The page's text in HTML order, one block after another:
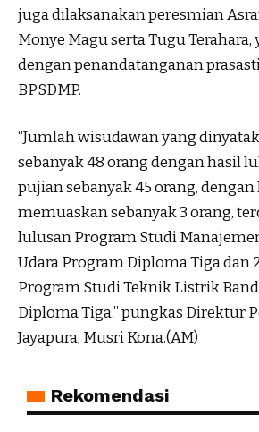
juga dilaksanakan peresmian
Monye Magu serta Tugu
dengan penandatanganan
BPSDMP.
“Jumlah wisudawan yang
sebanyak 48 orang dengan hasil
pujian sebanyak 45 orang,
memuaskan sebanyak 3 orang,
lulusan Program Studi
Udara Program Diploma Tiga dan
Program Studi Teknik Listrik
Diploma Tiga.” pungkas Direktur
Jayapura, Musri Kona.(AM)
Rekomendasi